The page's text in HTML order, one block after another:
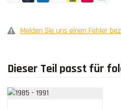
Melden Sie uns einen Fehler
Dieser Teil passt für